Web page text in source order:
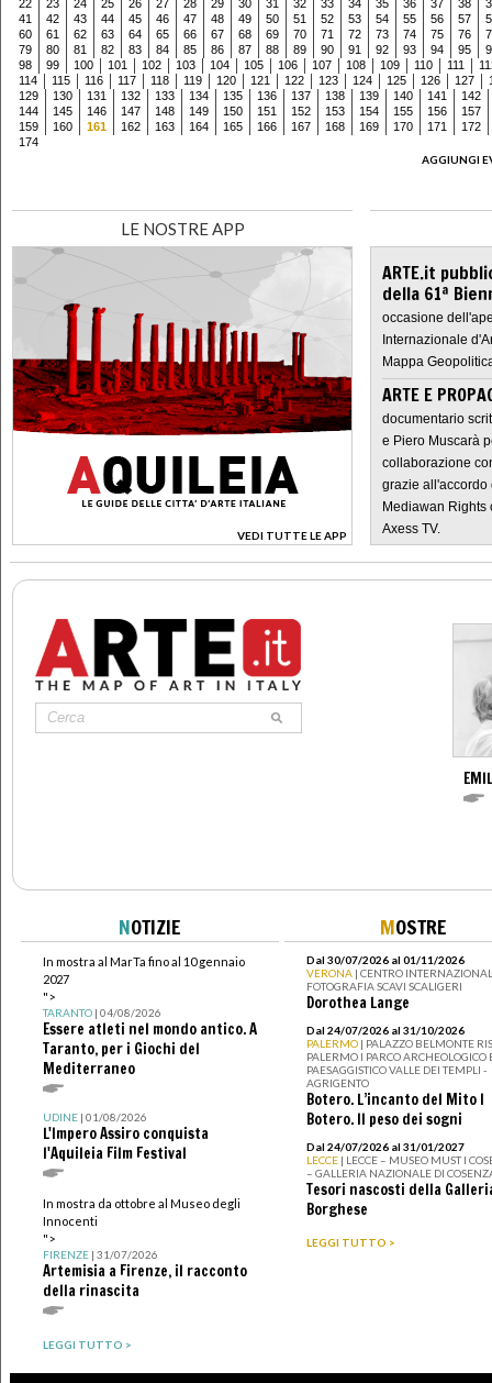
22 23 24 25 26 27 28 29 30 31 32 33 34 35 36 37 38
41
42 43 44 45 46 47 48 49 50 51 52 53 54 55 56 57
60
61 62 63 64 65 66 67 68 69 70 71 72 73 74 75 76
79
80 81 82 83 84 85 86 87 88 89 90 91 92 93 94 95
98
99 100 101 102 103 104 105 106 107 108 109 110 111
114
115 116 117 118 119 120 121 122 123 124 125 126 127
129
130 131 132 133 134 135 136 137 138 139 140 141
142
144
145 146 147 148 149 150 151 152 153 154 155 156
157
159
160 161 162 163 164 165 166 167 168 169 170 171
172
174
AGGIUNGI
LE NOSTRE APP
VEDI TUTTE LE APP
>
ARTE.it
della 61ª
occasione
Internazionale
Mappa
ARTE E
documentario
e Piero Muscarà
collaborazione
grazie all'accordo
Mediawan Rights
Axess TV.
NOTIZIE
In mostra al MarTa fino al 10 gennaio
2027
">
TARANTO| 04/08/2026
Essere atleti nel mondo antico. A
Taranto, per i Giochi del
Mediterraneo
UDINE| 01/08/2026
L'Impero Assiro conquista
l'Aquileia Film Festival
In mostra da ottobre al Museo degli
Innocenti
">
FIRENZE| 31/07/2026
Artemisia a Firenze, il racconto
della rinascita
LEGGI TUTTO >
MOSTRE
Dal 30/07/2026 al 01/11/2026
VERONA | CENTRO
FOTOGRAFIA SCAVI SCALIGERI
Dorothea Lange
Dal 24/07/2026 al 31/10/2026
PALERMO | PALAZZO BELMONTE
PALERMO I PARCO ARCHEOLOGICO
PAESAGGISTICO VALLE DEI TEMPLI -
AGRIGENTO
Botero. L’incanto del Mito I
Botero. Il peso dei sogni
Dal 24/07/2026 al 31/01/2027
LECCE | LECCE – MUSEO MUST I
– GALLERIA NAZIONALE DI
Tesori nascosti della
Borghese
LEGGI TUTTO >